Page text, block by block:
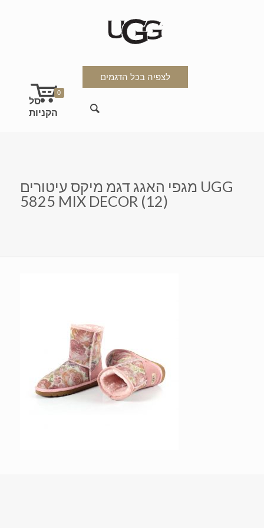
לצפיה בכל הדגמים
0
מגפי האגג דגמ מיקס עיטורים UGG
5825 MIX DECOR (12)